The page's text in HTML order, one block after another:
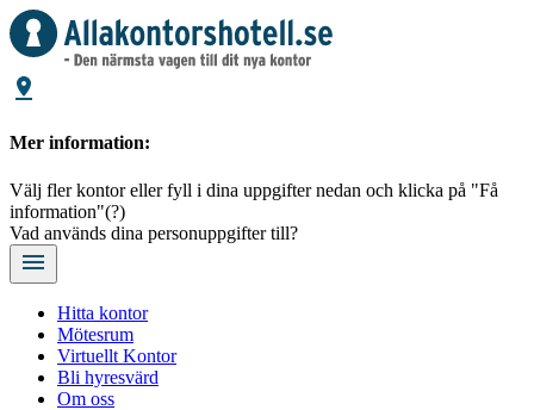
Mer information:
Välj fler kontor eller fyll i dina uppgifter nedan och klicka på "Få
information"(?)
Vad används dina personuppgifter till?
Hitta kontor
Mötesrum
Virtuellt Kontor
Bli hyresvärd
Om oss